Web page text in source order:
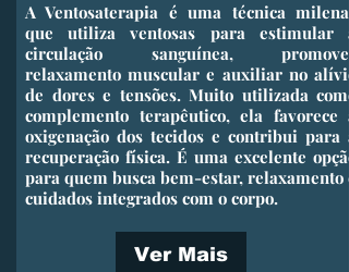
​A Ventosaterapia é uma técnica milenar
que utiliza ventosas para estimular a
circulação sanguínea, promover
relaxamento muscular e auxiliar no alívio
de dores e tensões. Muito utilizada como
complemento terapêutico, ela favorece a
oxigenação dos tecidos e contribui para a
recuperação física. É uma excelente opção
para quem busca bem-estar, relaxamento e
cuidados integrados com o corpo.
Ver Mais